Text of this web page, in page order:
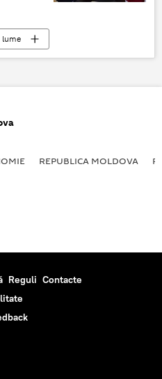
lume
Georgescu
REPUBLICA MOLDOVA
Reguli Contacte